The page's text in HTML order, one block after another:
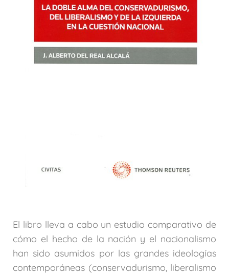
El libro lleva a cabo un estudio comparativo de
cómo el hecho de la nación y el nacionalismo
han sido asumidos por las grandes ideologías
contemporáneas (conservadurismo, liberalismo